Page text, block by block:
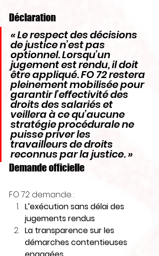
Déclaration
« Le respect des décisions
de justice n’est pas
optionnel. Lorsqu’un
jugement est rendu, il doit
être appliqué. FO 72 restera
pleinement mobilisée pour
garantir l’effectivité des
droits des salariés et
veillera à ce qu’aucune
stratégie procédurale ne
puisse priver les
travailleurs de droits
reconnus par la justice. »
Demande officielle
FO 72 demande :
L’exécution sans délai des
jugements rendus
La transparence sur les
démarches contentieuses